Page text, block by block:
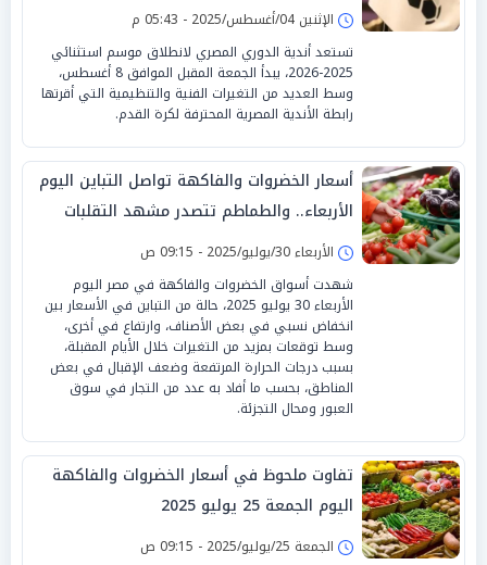
الإثنين 04/أغسطس/2025 - 05:43 م
تستعد أندية الدوري المصري لانطلاق موسم استثنائي
2025-2026، يبدأ الجمعة المقبل الموافق 8 أغسطس،
وسط العديد من التغيرات الفنية والتنظيمية التي أقرتها
رابطة الأندية المصرية المحترفة لكرة القدم.
أسعار الخضروات والفاكهة تواصل التباين اليوم
الأربعاء.. والطماطم تتصدر مشهد التقلبات
الأربعاء 30/يوليو/2025 - 09:15 ص
شهدت أسواق الخضروات والفاكهة في مصر اليوم
الأربعاء 30 يوليو 2025، حالة من التباين في الأسعار بين
انخفاض نسبي في بعض الأصناف، وارتفاع في أخرى،
وسط توقعات بمزيد من التغيرات خلال الأيام المقبلة،
بسبب درجات الحرارة المرتفعة وضعف الإقبال في بعض
المناطق، بحسب ما أفاد به عدد من التجار في سوق
العبور ومحال التجزئة.
تفاوت ملحوظ في أسعار الخضروات والفاكهة
اليوم الجمعة 25 يوليو 2025
الجمعة 25/يوليو/2025 - 09:15 ص